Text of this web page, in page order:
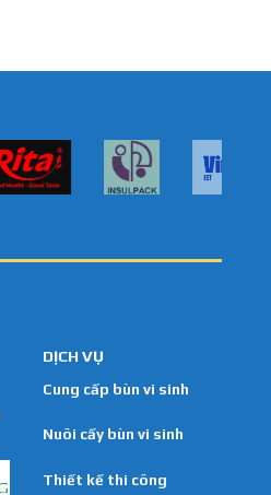
DỊCH VỤ
Cung cấp bùn vi sinh
Nuôi cấy bùn vi sinh
Thiết kế thi công